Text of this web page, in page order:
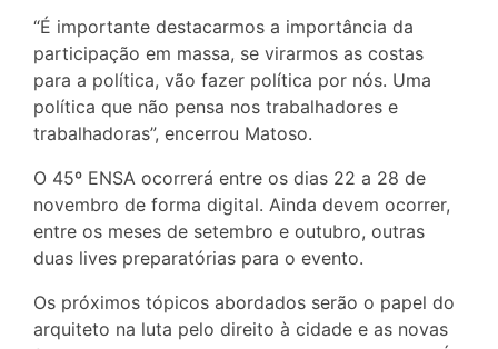
“É importante destacarmos a importância da
participação em massa, se virarmos as costas
para a política, vão fazer política por nós. Uma
política que não pensa nos trabalhadores e
trabalhadoras”, encerrou Matoso.
O 45º ENSA ocorrerá entre os dias 22 a 28 de
novembro de forma digital. Ainda devem ocorrer,
entre os meses de setembro e outubro, outras
duas lives preparatórias para o evento.
Os próximos tópicos abordados serão o papel do
arquiteto na luta pelo direito à cidade e as novas